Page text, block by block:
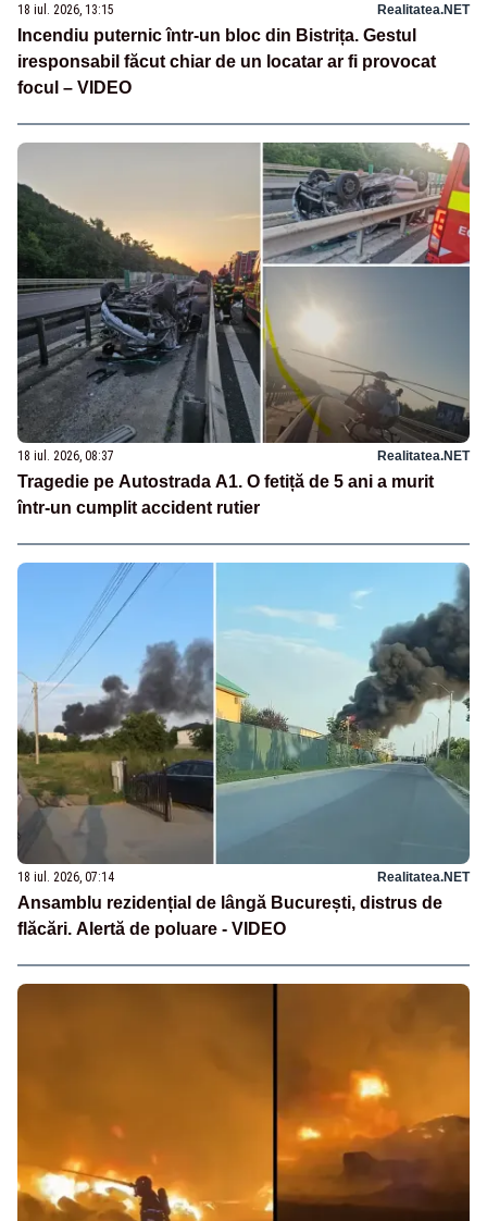
18 iul. 2026, 13:15 Realitatea.NET
Incendiu puternic într-un bloc din Bistrița. Gestul
iresponsabil făcut chiar de un locatar ar fi provocat
focul – VIDEO
18 iul. 2026, 08:37 Realitatea.NET
Tragedie pe Autostrada A1. O fetiță de 5 ani a murit
într-un cumplit accident rutier
18 iul. 2026, 07:14 Realitatea.NET
Ansamblu rezidențial de lângă București, distrus de
flăcări. Alertă de poluare - VIDEO